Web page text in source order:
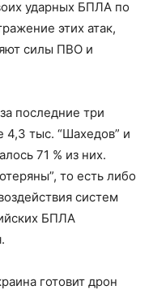
ударных БПЛА по
этих атак,
силы ПВО и
последние три
4,3 тыс. “Шахедов” и
71 % из них.
то есть либо
систем
БПЛА
готовит дрон